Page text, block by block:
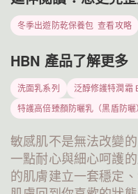
冬季出遊防乾保養包 查看攻略
HBN 產品了解更多
洗面乳系列 泛醇修護特潤霜
特護高倍臻顏防曬乳（黑盾防曬
敏感肌不是無法改變
一點耐心與細心呵護
的肌膚建立一套穩定